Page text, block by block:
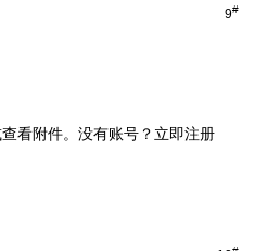
9#
看附件。没有账号？ 立即注册